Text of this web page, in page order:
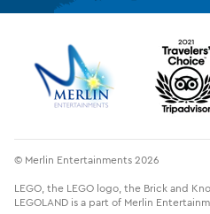
© Merlin Entertainments 2026
LEGO, the LEGO logo, the Brick and
LEGOLAND is a part of Merlin